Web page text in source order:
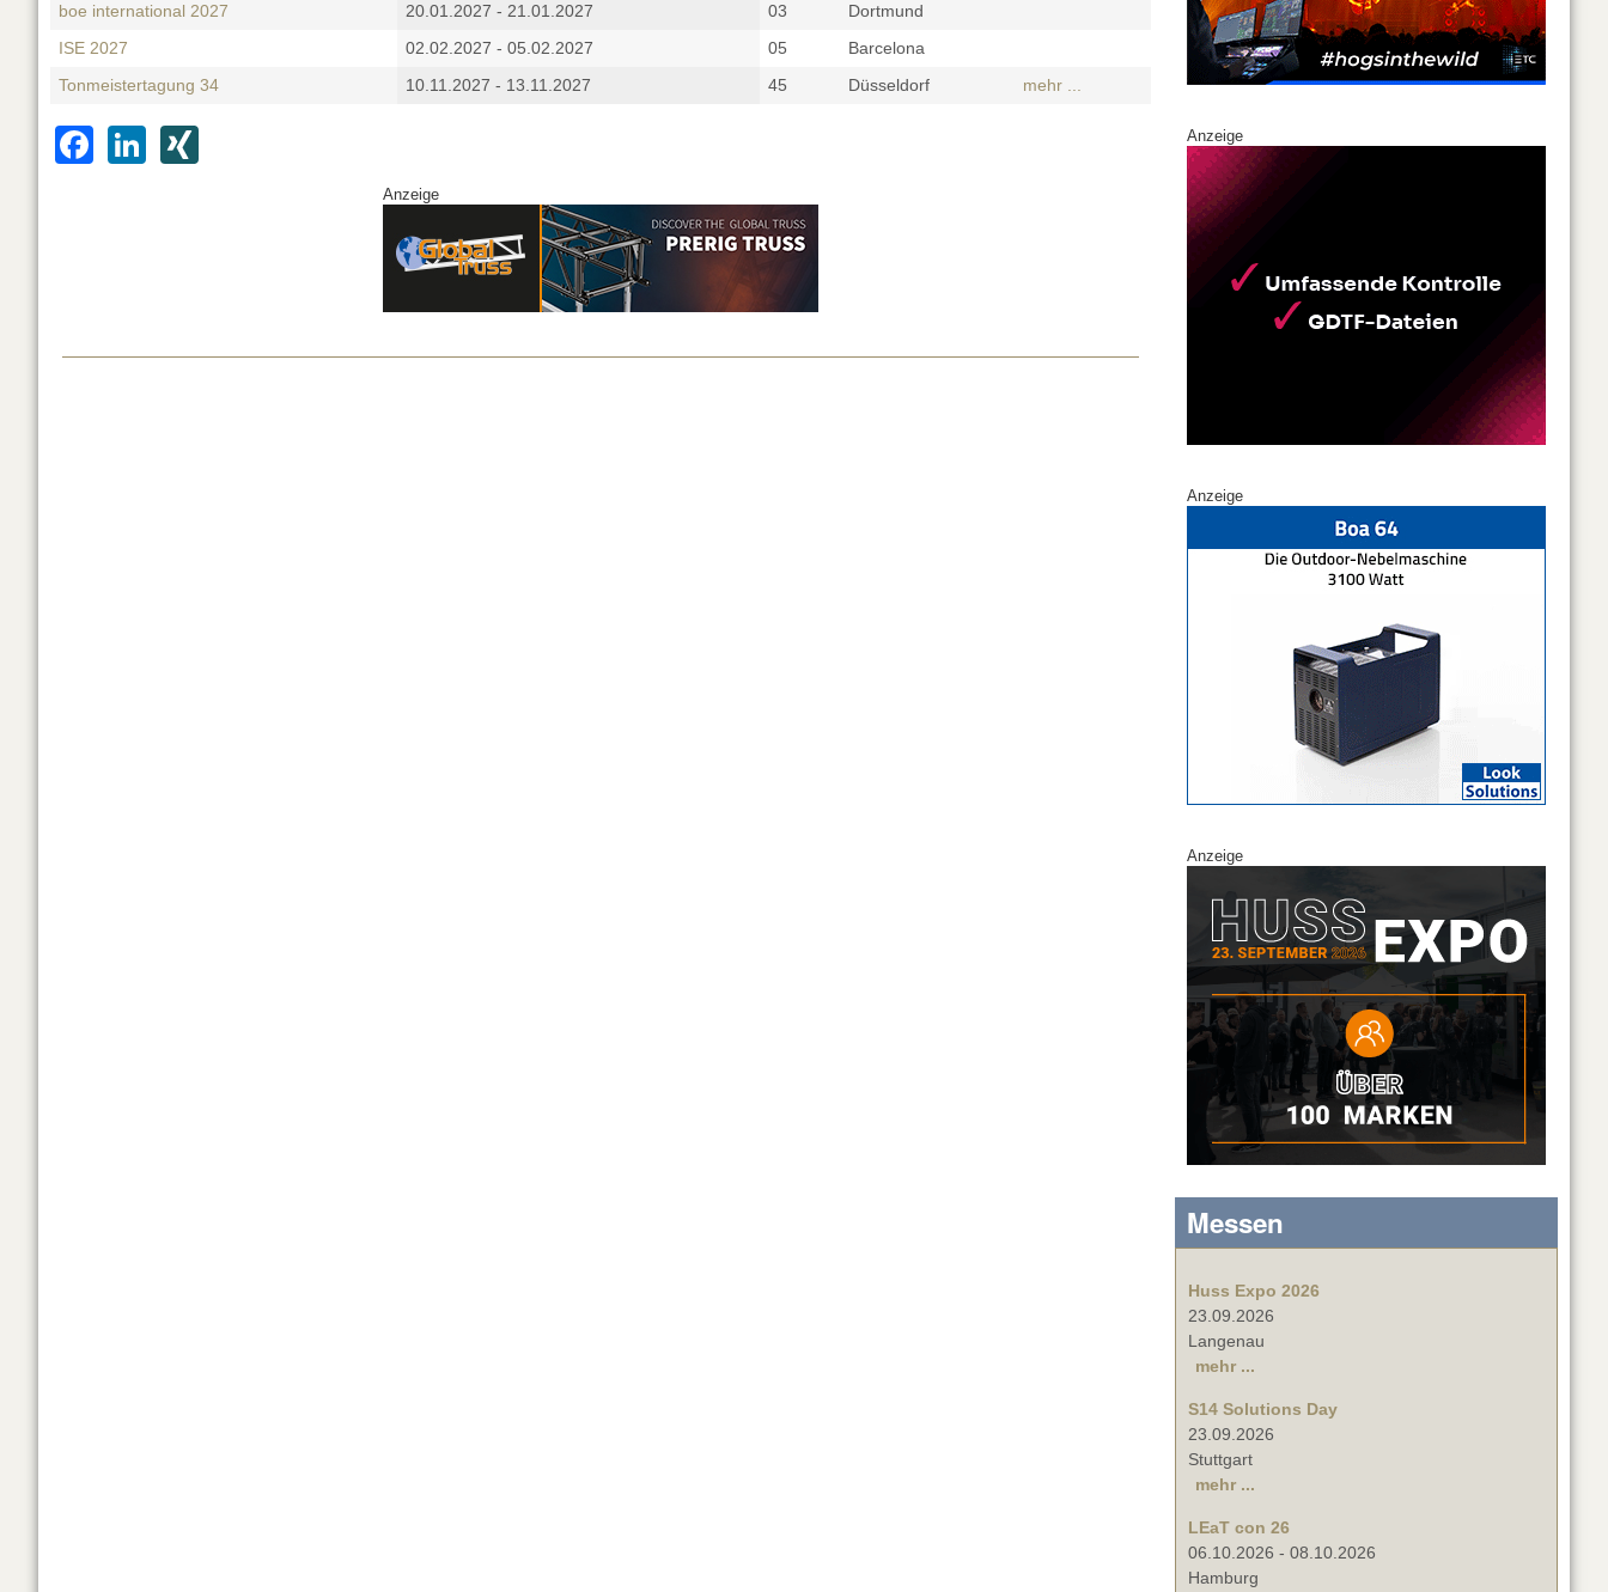
boe international 2027
20.01.2027 - 21.01.2027 03
Dortmund
ISE 2027
02.02.2027 -05.02.2027 05
Barcelona
Tonmeistertagung 34
10.11.2027 - 13.11.2027 45 Düsseldorf mehr ...
F
o
Li
Anzeige
Anzeige
Anzeige
Anzeige
Messen
Huss Expo 2026
23.09.2026
Langenau
mehr ...
S14 Solutions Day
23.09.2026
Stuttgart
mehr ...
LEaT con 26
06.10.2026 - 08.10.2026
Hamburg